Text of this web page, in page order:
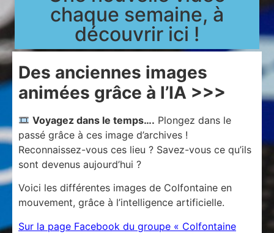
chaque semaine, à
découvrir ici !
Des anciennes images
animées grâce à l’IA >>>
Voyagez dans le temps…. Plongez dans le
passé grâce à ces image d’archives !
Reconnaissez-vous ces lieu ? Savez-vous ce qu’ils
sont devenus aujourd’hui ?
Voici les différentes images de Colfontaine en
mouvement, grâce à l’intelligence artificielle.
Sur la page Facebook du groupe « Colfontaine